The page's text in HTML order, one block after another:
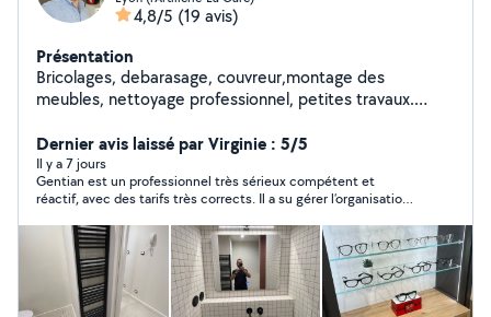
4,8/5 (19 avis)
Présentation
Bricolages, debarasage, couvreur,montage des
meubles, nettoyage professionnel, petites travaux.
Dernier avis laissé par Virginie : 5/5
Il y a 7 jours
Gentian est un professionnel très sérieux compétent et
réactif, avec des tarifs très corrects. Il a su gérer l’organisation
du détecteur de fumée. Je referai appel à ses services.